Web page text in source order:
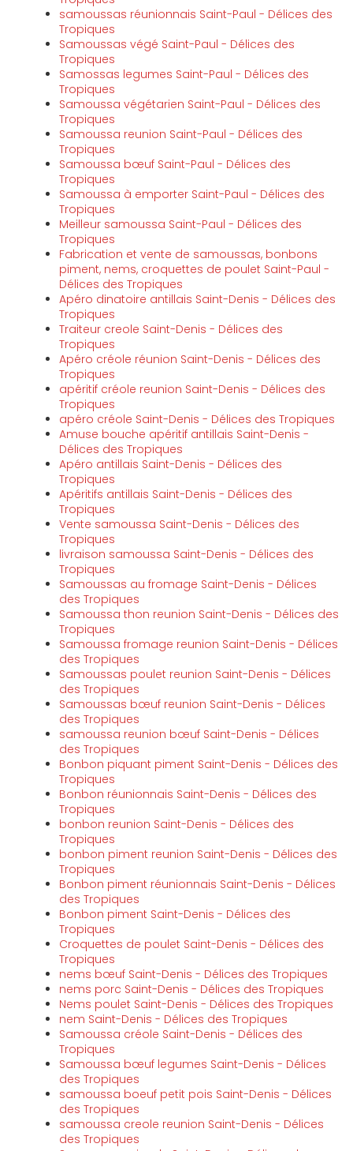
samoussas réunionnais Saint-Paul - Délices des
Tropiques
Samoussas végé Saint-Paul - Délices des
Tropiques
Samossas legumes Saint-Paul - Délices des
Tropiques
Samoussa végétarien Saint-Paul - Délices des
Tropiques
Samoussa reunion Saint-Paul - Délices des
Tropiques
Samoussa bœuf Saint-Paul - Délices des
Tropiques
Samoussa à emporter Saint-Paul - Délices des
Tropiques
Meilleur samoussa Saint-Paul - Délices des
Tropiques
Fabrication et vente de samoussas, bonbons
piment, nems, croquettes de poulet Saint-Paul -
Délices des Tropiques
Apéro dinatoire antillais Saint-Denis - Délices des
Tropiques
Traiteur creole Saint-Denis - Délices des
Tropiques
Apéro créole réunion Saint-Denis - Délices des
Tropiques
apéritif créole reunion Saint-Denis - Délices des
Tropiques
apéro créole Saint-Denis - Délices des Tropiques
Amuse bouche apéritif antillais Saint-Denis -
Délices des Tropiques
Apéro antillais Saint-Denis - Délices des
Tropiques
Apéritifs antillais Saint-Denis - Délices des
Tropiques
Vente samoussa Saint-Denis - Délices des
Tropiques
livraison samoussa Saint-Denis - Délices des
Tropiques
Samoussas au fromage Saint-Denis - Délices
des Tropiques
Samoussa thon reunion Saint-Denis - Délices des
Tropiques
Samoussa fromage reunion Saint-Denis - Délices
des Tropiques
Samoussas poulet reunion Saint-Denis - Délices
des Tropiques
Samoussas bœuf reunion Saint-Denis - Délices
des Tropiques
samoussa reunion bœuf Saint-Denis - Délices
des Tropiques
Bonbon piquant piment Saint-Denis - Délices des
Tropiques
Bonbon réunionnais Saint-Denis - Délices des
Tropiques
bonbon reunion Saint-Denis - Délices des
Tropiques
bonbon piment reunion Saint-Denis - Délices des
Tropiques
Bonbon piment réunionnais Saint-Denis - Délices
des Tropiques
Bonbon piment Saint-Denis - Délices des
Tropiques
Croquettes de poulet Saint-Denis - Délices des
Tropiques
nems bœuf Saint-Denis - Délices des Tropiques
nems porc Saint-Denis - Délices des Tropiques
Nems poulet Saint-Denis - Délices des Tropiques
nem Saint-Denis - Délices des Tropiques
Samoussa créole Saint-Denis - Délices des
Tropiques
Samoussa bœuf legumes Saint-Denis - Délices
des Tropiques
samoussa boeuf petit pois Saint-Denis - Délices
des Tropiques
samoussa creole reunion Saint-Denis - Délices
des Tropiques